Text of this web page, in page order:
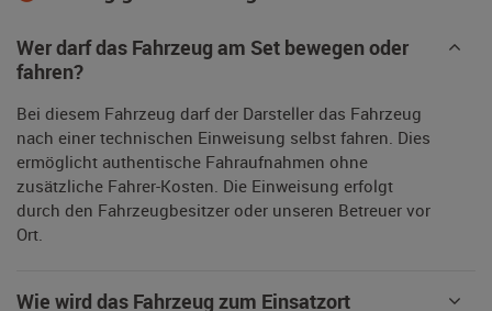
Wer darf das Fahrzeug am Set bewegen oder
fahren?
Bei diesem Fahrzeug darf der Darsteller das Fahrzeug
nach einer technischen Einweisung selbst fahren. Dies
ermöglicht authentische Fahraufnahmen ohne
zusätzliche Fahrer-Kosten. Die Einweisung erfolgt
durch den Fahrzeugbesitzer oder unseren Betreuer vor
Ort.
Wie wird das Fahrzeug zum Einsatzort